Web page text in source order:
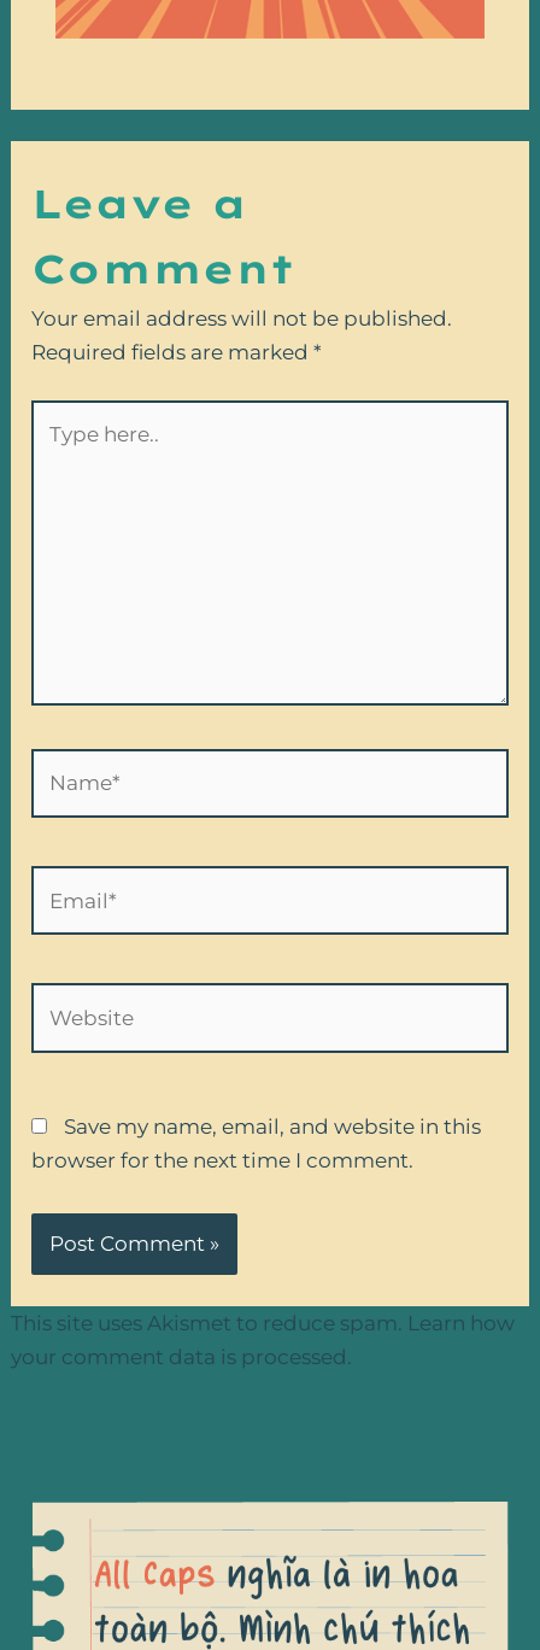
Leave a
Comment
Your email address will not be published.
Required fields are marked*
here..
Save my name, email, and website in this
browser for the next time I comment.
This site uses Akismet to reduce spam. Learn how
your comment data is processed.